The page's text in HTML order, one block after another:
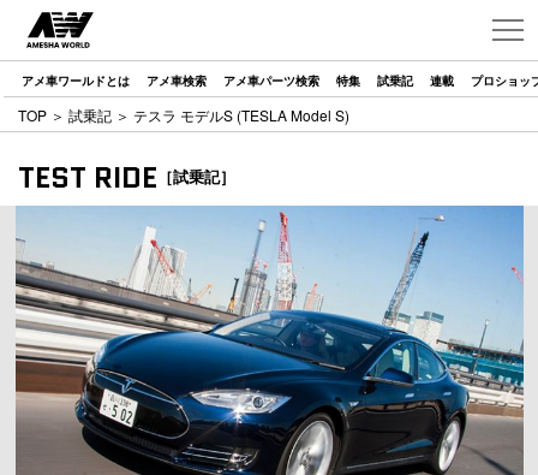
アメ車ワールドとは アメ車検索 アメ車パーツ検索 特集 試乗記 連載 プロショッ
TOP ＞ 試乗記 ＞ テスラ モデルS (TESLA Model S)
TEST RIDE ［試乗記］